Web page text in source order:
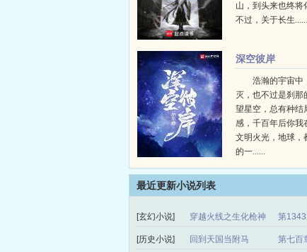
山，到头来也终将
不过，关于长生......
深空彼岸
浩瀚的宇宙中
灭，也不过是刹那
望星空，总有种结
感，千百年后你我
文明火光，地球，
的一......
最近更新小说列表
[玄幻小说] 穿越火线之生化枪神 第1343
[历史小说] 回到天国当附马 第七百